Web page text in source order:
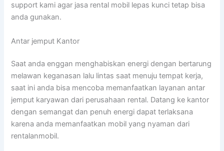
support kami agar jasa rental mobil lepas kunci tetap bisa
anda gunakan.
Antar jemput Kantor
Saat anda enggan menghabiskan energi dengan bertarung
melawan keganasan lalu lintas saat menuju tempat kerja,
saat ini anda bisa mencoba memanfaatkan layanan antar
jemput karyawan dari perusahaan rental. Datang ke kantor
dengan semangat dan penuh energi dapat terlaksana
karena anda memanfaatkan mobil yang nyaman dari
rentalanmobil.